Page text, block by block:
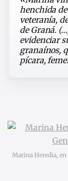
henchida
veteranía,
de Graná.
evidenciar
granaínos,
pícara,
Marina Heredia, en